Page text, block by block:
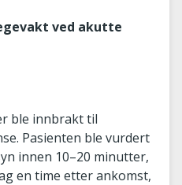
ved akutte
ble innbrakt til
Pasienten ble vurdert
innen 10–20 minutter,
en time etter ankomst,